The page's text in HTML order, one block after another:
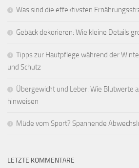
Was sind die effektivsten
Gebäck dekorieren: Wie kleine Details
Tipps zur Hautpflege während der
und Schutz
Übergewicht und Leber: Wie Blutwerte
hinweisen
Müde vom Sport? Spannende
LETZTE KOMMENTARE